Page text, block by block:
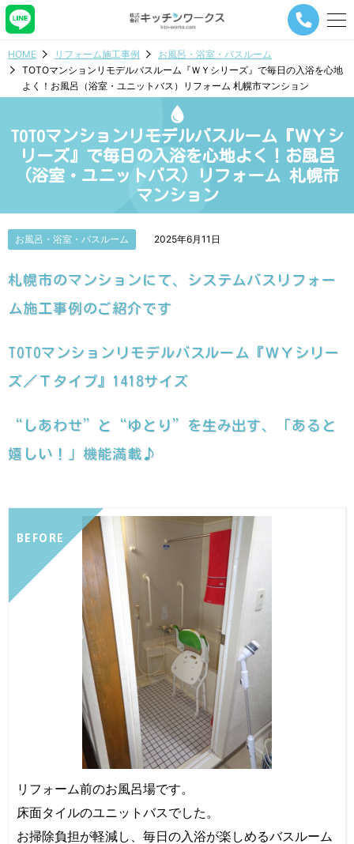
メ
ー
ビ
シ
ン
ボ
ン
HOME リフォーム施工事例
お風呂・浴室・バスルーム
TOTOマンションリモデルバスルーム『ＷＹシリーズ』で毎日の入浴を心地
よく！お風呂（浴室・ユニットバス）リフォーム 札幌市マンション
TOTOマンションリモデルバスルーム『ＷＹシ
リーズ』で毎日の入浴を心地よく！お風呂
（浴室・ユニットバス）リフォーム 札幌市
マンション
お風呂・浴室・バスルーム 2025年6月11日
札幌市のマンションにて、システムバスリフォー
ム施工事例のご紹介です
TOTOマンションリモデルバスルーム『ＷＹシリー
ズ／Ｔタイプ』1418サイズ
“しあわせ”と“ゆとり”を生み出す、「あると
嬉しい！」機能満載♪
BEFORE
リフォーム前のお風呂場です。
床面タイルのユニットバスでした。
お掃除負担が軽減し、毎日の入浴が楽しめるバスルーム